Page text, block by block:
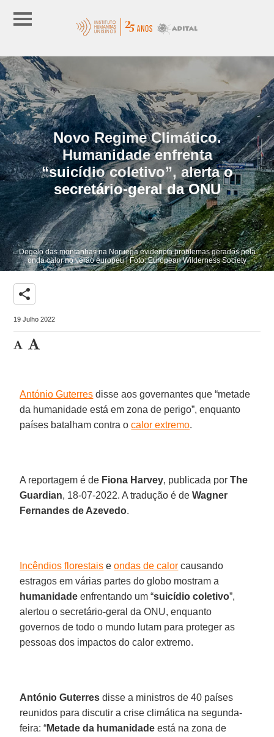
Novo Regime Climático.
Humanidade enfrenta
“suicídio coletivo”, alerta o
secretário-geral da ONU
Degelo das montanhas na Noruega evidencia problemas gerados pela
onda calor no verão europeu | Foto: European Wilderness Society
share
19 Julho 2022
António Guterres disse aos governantes que “metade
da humanidade está em zona de perigo”, enquanto
países batalham contra ocalor extremo.
A reportagem é de Fiona Harvey, publicada porThe
Guardian, 18-07-2022. A tradução é deWagner
Fernandes de Azevedo.
Incêndios florestais eondas de calor causando
estragos em várias partes do globo mostram a
humanidade enfrentando um “suicídio coletivo”,
alertou o secretário-geral da ONU, enquanto
governos de todo o mundo lutam para proteger as
pessoas dos impactos do calor extremo.
António Guterres disse a ministros de 40 países
reunidos para discutir a crise climática na segunda-
feira: “Metade da humanidade está na zona de